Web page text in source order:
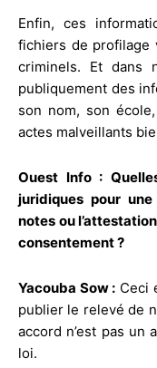
Enfin, ces
fichiers de profilage
criminels. Et dans
publiquement des
son nom, son
actes malveillants
Ouest Info :
juridiques pour
notes ou
consentement ?
Yacouba Sow : Ceci
publier le relevé de
accord n’est pas un
loi.